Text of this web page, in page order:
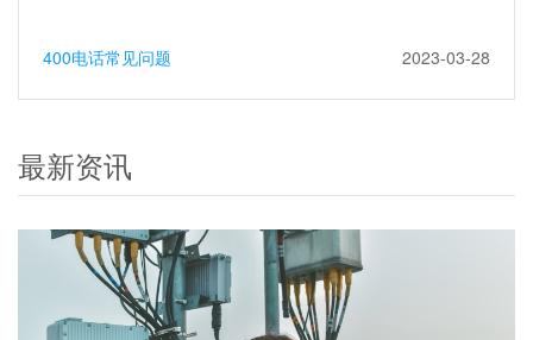
400电话常见问题 2023-03-28
最新资讯